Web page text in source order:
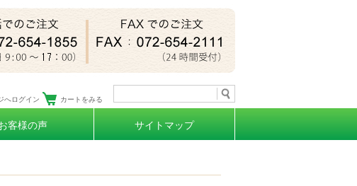
へログイン カートをみる
客様の声 サイトマップ